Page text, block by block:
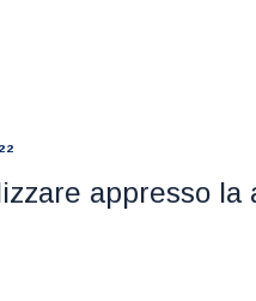
appresso